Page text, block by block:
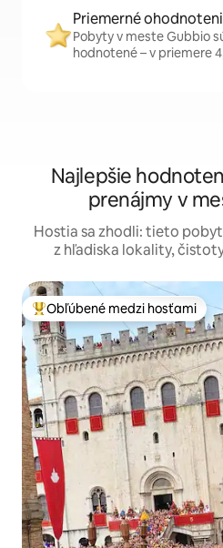
Priemerné
Pobyty v meste Gubbio
hodnotené – v priemere
Najlepšie
prenájmy v
Hostia sa zhodli: tieto
z hľadiska lokality,
Najobľúbenejšie medzi hosťami
Obľúbené medzi hosťami